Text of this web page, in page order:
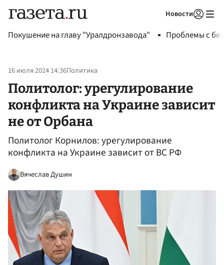
Новости
Покушение на главу "Уралдронзавода" Проблемы с
16 июля 2024 14:36Политика
Политолог: урегулирование
конфликта на Украине зависит
не от Орбана
Политолог Корнилов: урегулирование
конфликта на Украине зависит от ВС РФ
Вячеслав Душин